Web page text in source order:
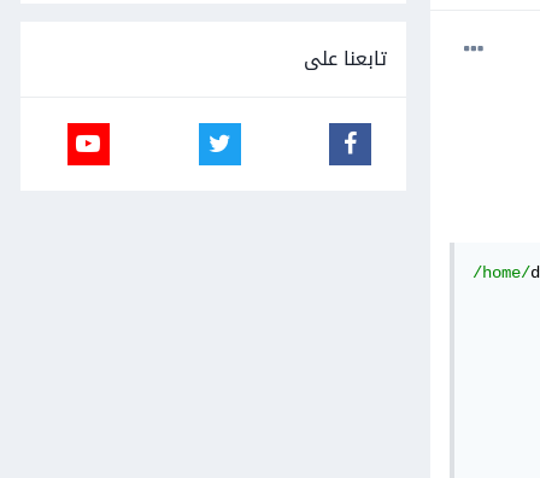
/home/
تابعنا على